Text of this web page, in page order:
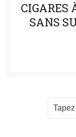
CIGARES
SANS